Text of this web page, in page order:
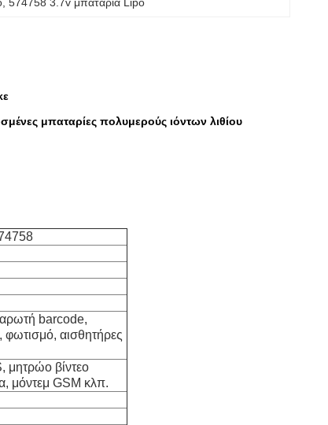
μπαταρίες πολυμερούς ιόντων λιθίου
barcode,
αισθητήρες
μητρώο βίντεο
μόντεμ GSM κλπ.